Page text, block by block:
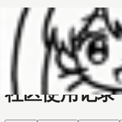
哈基榜
搜索
创建模板
返回模版
社区使用记录